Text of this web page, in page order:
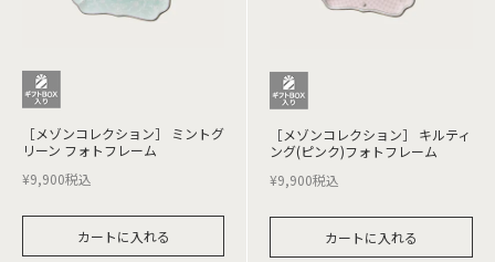
［メゾンコレクション］ ミントグ
リーン フォトフレーム
¥9,900税込
カートに入れる
［メゾンコレクション］ キルティ
ング(ピンク)フォトフレーム
¥9,900税込
カートに入れる